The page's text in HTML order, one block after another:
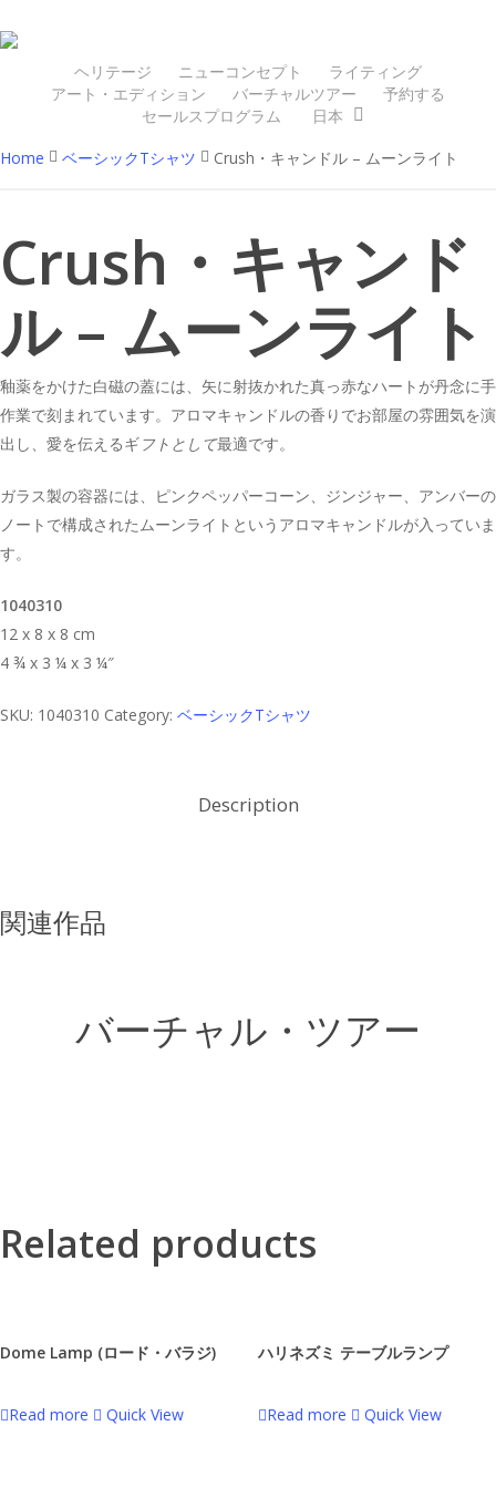
to
content
ヘリテージ ニューコンセプト
ライティング
アート・エディション
バーチャルツアー
予約する
セールスプログラム
日本
Home
ベーシックTシャツ Crush・キャンドル – ムーンライト
Crush・キャンド
ル – ムーンライト
釉薬をかけた白磁の蓋には、矢に射抜かれた真っ赤なハートが丹念に手
作業で刻まれています。アロマキャンドルの香りでお部屋の雰囲気を演
出し、愛を伝えるギフトとして最適です。
ガラス製の容器には、ピンクペッパーコーン、ジンジャー、アンバーの
ノートで構成されたムーンライトというアロマキャンドルが入っていま
す。
1040310
12 x 8 x 8 cm
4 ¾ x 3 ¼ x 3 ¼″
SKU: 1040310 Category: ベーシックTシャツ
Description
関連作品
バーチャル・ツアー
Related products
Dome Lamp (ロード・バラジ)
Read more Quick View
ハリネズミ テーブルランプ
Read more Quick View